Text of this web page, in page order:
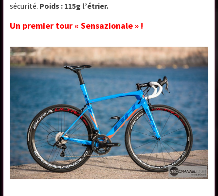
sécurité. Poids : 115g l’étrier.
Un premier tour « Sensazionale » !